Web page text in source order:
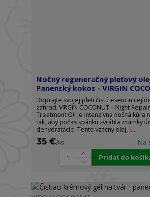
Nočný regeneračný pleťový
Panenský kokos - VIRGIN
Doprajte svojej pleti čistú esenciu
záhrad. VIRGIN COCONUT – Night
Treatment Oil je intenzívna nočná kúra
tak, aby počas spánku zvrátila známky
dehydratácie. Tento vzácny olej, l...
35 €/ks Na
Pridať do